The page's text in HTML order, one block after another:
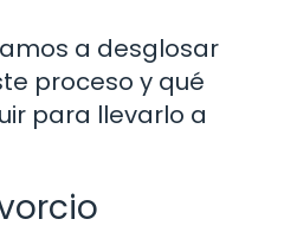
a desglosar
proceso y qué
para llevarlo a